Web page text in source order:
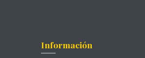
Información